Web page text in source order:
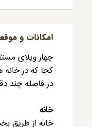
امکانات و
چهار ویلای
کجا که در خانه
در فاصله چند
خانه
خانه از طریق